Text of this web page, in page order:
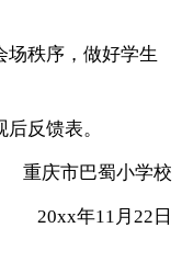
场秩序，做好学生
反馈表。
庆市巴蜀小学校
20xx年11月22日